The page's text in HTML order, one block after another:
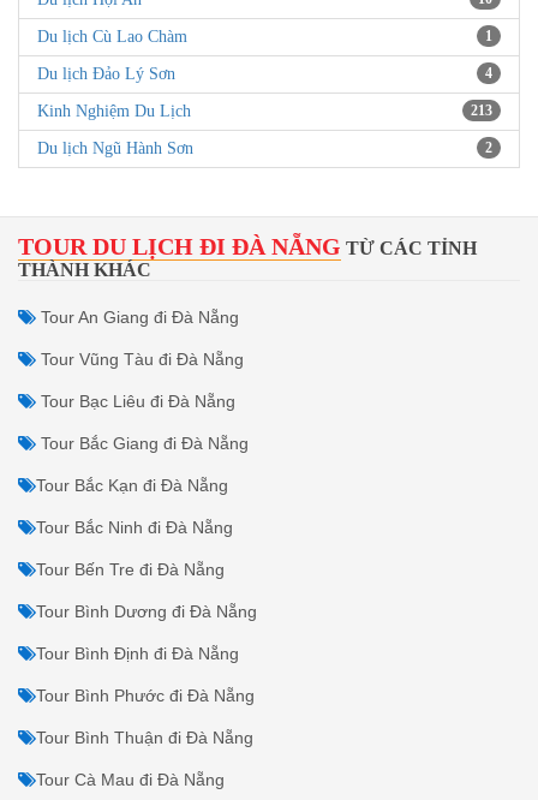
Du lịch Cù Lao Chàm 1
Du lịch Đảo Lý Sơn 4
Kinh Nghiệm Du Lịch 213
Du lịch Ngũ Hành Sơn 2
TOUR DU LỊCH ĐI ĐÀ NẴNG TỪ CÁC TỈNH
THÀNH KHÁC
Tour An Giang đi Đà Nẵng
Tour Vũng Tàu đi Đà Nẵng
Tour Bạc Liêu đi Đà Nẵng
Tour Bắc Giang đi Đà Nẵng
Tour Bắc Kạn đi Đà Nẵng
Tour Bắc Ninh đi Đà Nẵng
Tour Bến Tre đi Đà Nẵng
Tour Bình Dương đi Đà Nẵng
Tour Bình Định đi Đà Nẵng
Tour Bình Phước đi Đà Nẵng
Tour Bình Thuận đi Đà Nẵng
Tour Cà Mau đi Đà Nẵng